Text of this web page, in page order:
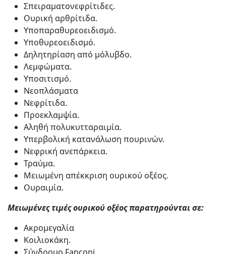
Σπειραματονεφρίτιδες.
Ουρική αρθρίτιδα.
Υποπαραθυρεοειδισμό.
Υποθυρεοειδισμό.
Δηλητηρίαση από μόλυβδο.
Λεμφώματα.
Υποσιτισμό.
Νεοπλάσματα
Νεφρίτιδα.
Προεκλαμψία.
Αληθή πολυκυτταραιμία.
Υπερβολική κατανάλωση πουρινών.
Νεφρική ανεπάρκεια.
Τραύμα.
Μειωμένη απέκκριση ουρικού οξέος.
Ουραιμία.
Μειωμένες τιμές ουρικού οξέος παρατηρούνται σε:
Ακρομεγαλία
Κοιλιοκάκη.